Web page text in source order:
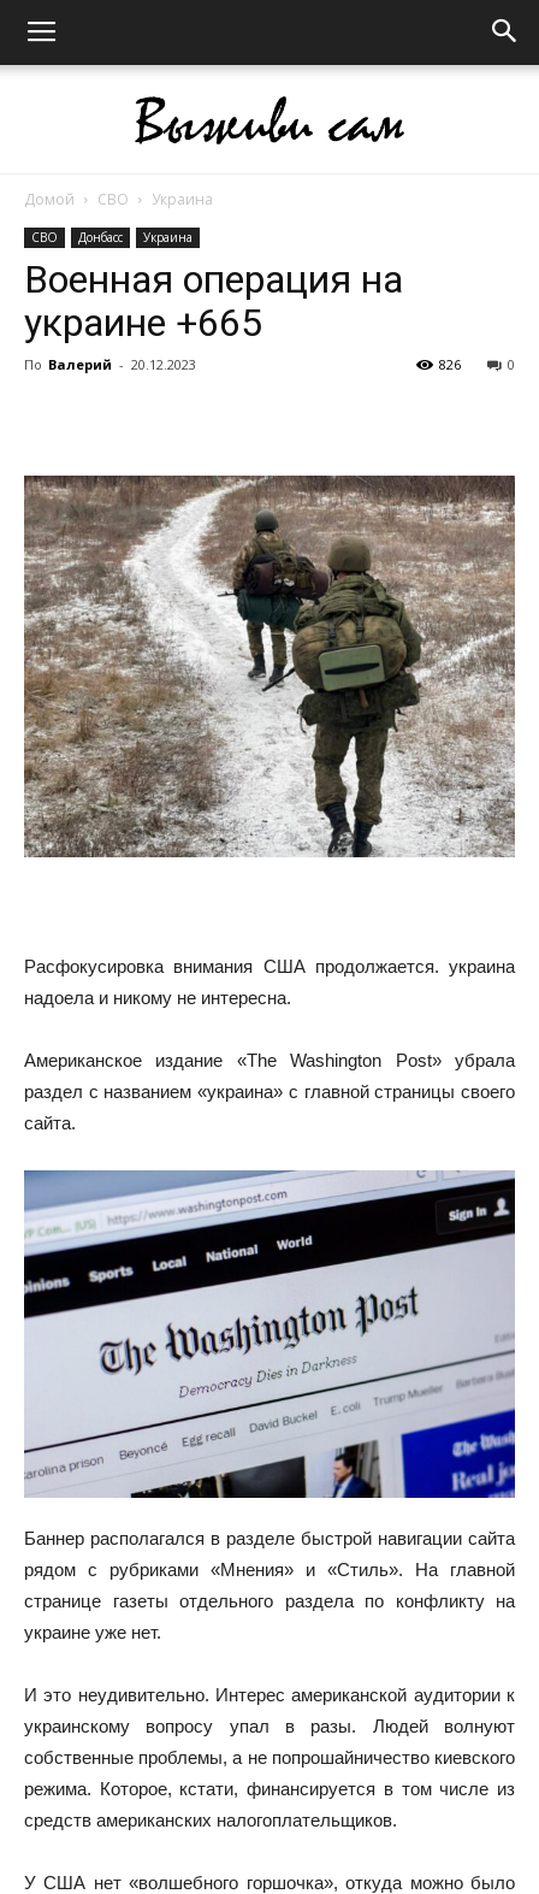
Домой СВО Украина
СВО Донбасс Украина
Военная операция на
украине +665
По Валерий - 20.12.2023 0
826
Расфокусировка внимания США продолжается. украина
надоела и никому не интересна.
Американское издание «The Washington Post» убрала
раздел с названием «украина» с главной страницы своего
сайта.
Баннер располагался в разделе быстрой навигации сайта
рядом с рубриками «Мнения» и «Стиль». На главной
странице газеты отдельного раздела по конфликту на
украине уже нет.
И это неудивительно. Интерес американской аудитории к
украинскому вопросу упал в разы. Людей волнуют
собственные проблемы, а не попрошайничество киевского
режима. Которое, кстати, финансируется в том числе из
средств американских налогоплательщиков.
У США нет «волшебного горшочка», откуда можно было